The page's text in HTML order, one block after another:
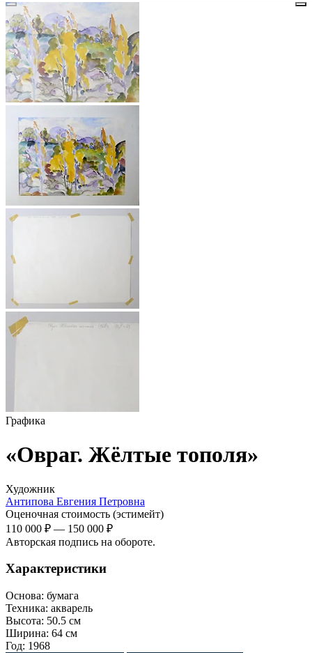
Графика
«Овраг. Жёлтые тополя»
Художник
Антипова Евгения Петровна
Оценочная стоимость (эстимейт)
110 000 ₽ — 150 000 ₽
Авторская подпись на обороте.
Характеристики
Основа: бумага
Техника: акварель
Высота: 50.5 см
Ширина: 64 см
Год: 1968